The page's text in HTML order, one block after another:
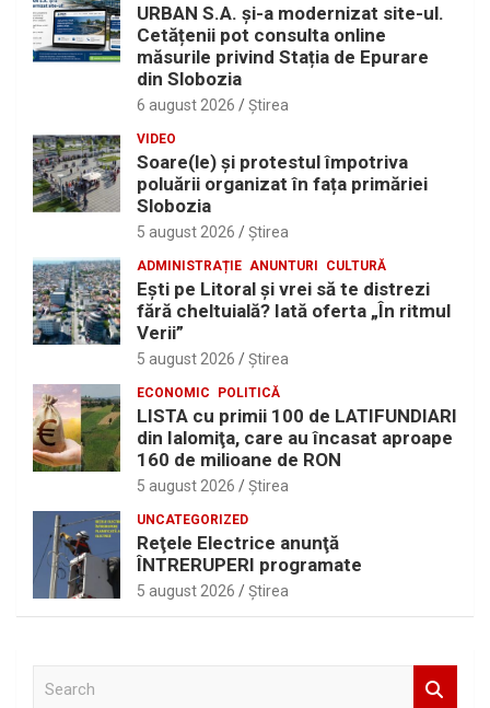
URBAN S.A. și-a modernizat site-ul.
Cetățenii pot consulta online
măsurile privind Stația de Epurare
din Slobozia
6 august 2026 Ştirea
VIDEO
Soare(le) și protestul împotriva
poluării organizat în fața primăriei
Slobozia
5 august 2026 Ştirea
ADMINISTRAȚIE ANUNTURI CULTURĂ
Eşti pe Litoral şi vrei să te distrezi
fără cheltuială? Iată oferta „În ritmul
Verii”
5 august 2026 Ştirea
ECONOMIC POLITICĂ
LISTA cu primii 100 de LATIFUNDIARI
din Ialomiţa, care au încasat aproape
160 de milioane de RON
5 august 2026 Ştirea
UNCATEGORIZED
Reţele Electrice anunţă
ÎNTRERUPERI programate
5 august 2026 Ştirea